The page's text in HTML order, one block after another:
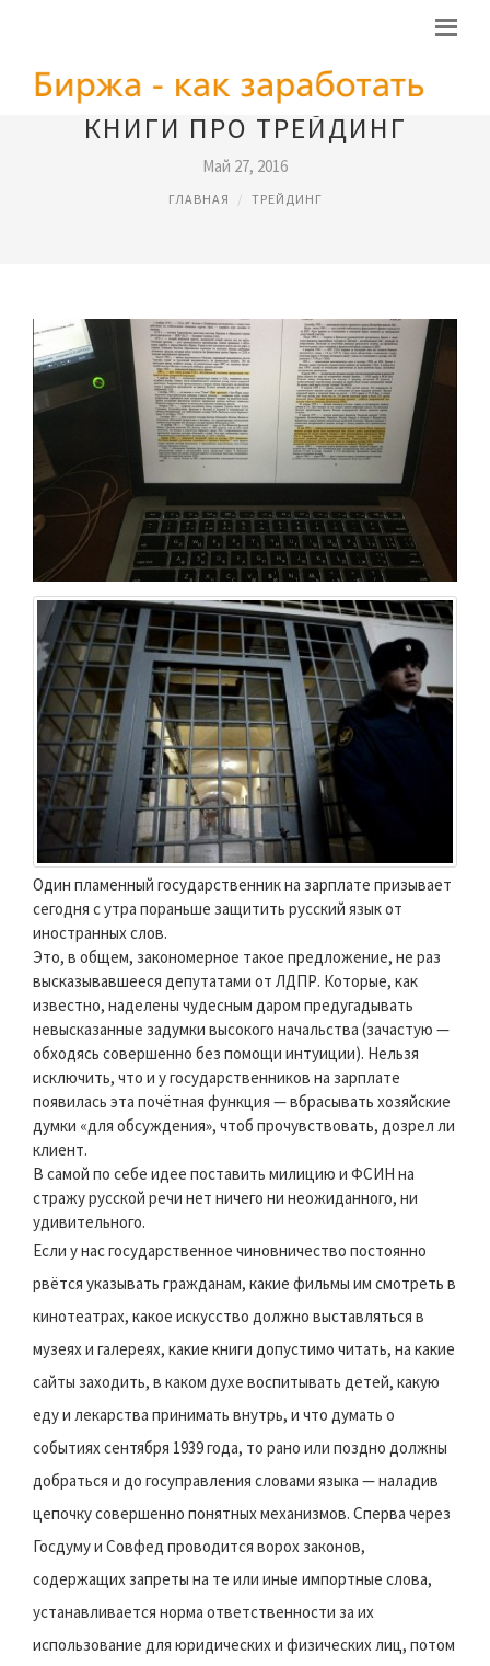
КНИГИ ПРО ТРЕЙДИНГ
Май 27, 2016
ГЛАВНАЯ ТРЕЙДИНГ
Один пламенный государственник на зарплате призывает
сегодня с утра пораньше защитить русский язык от
иностранных слов.
Это, в общем, закономерное такое предложение, не раз
высказывавшееся депутатами от ЛДПР. Которые, как
известно, наделены чудесным даром предугадывать
невысказанные задумки высокого начальства (зачастую —
обходясь совершенно без помощи интуиции). Нельзя
исключить, что и у государственников на зарплате
появилась эта почётная функция — вбрасывать хозяйские
думки «для обсуждения», чтоб прочувствовать, дозрел ли
клиент.
В самой по себе идее поставить милицию и ФСИН на
стражу русской речи нет ничего ни неожиданного, ни
удивительного.
Если у нас государственное чиновничество постоянно
рвётся указывать гражданам, какие фильмы им смотреть в
кинотеатрах, какое искусство должно выставляться в
музеях и галереях, какие книги допустимо читать, на какие
сайты заходить, в каком духе воспитывать детей, какую
еду и лекарства принимать внутрь, и что думать о
событиях сентября 1939 года, то рано или поздно должны
добраться и до госуправления словами языка — наладив
цепочку совершенно понятных механизмов. Сперва через
Госдуму и Совфед проводится ворох законов,
содержащих запреты на те или иные импортные слова,
устанавливается норма ответственности за их
использование для юридических и физических лиц, потом